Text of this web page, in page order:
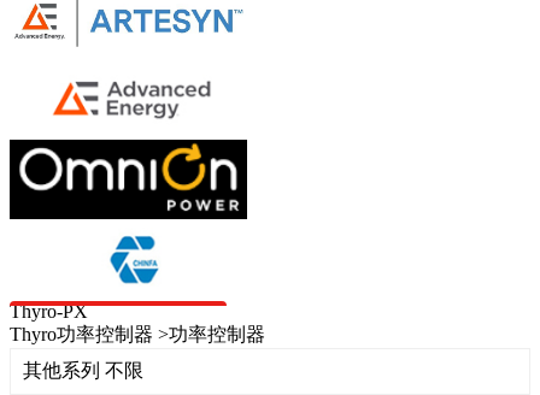
Thyro-PX
Thyro功率控制器 >功率控制器
其他系列 不限